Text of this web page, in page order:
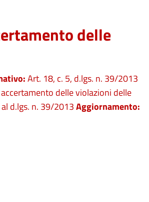
delle
Art. 18, c. 5, d.lgs. n. 39/2013
delle violazioni delle
d.lgs. n. 39/2013Aggiornamento: